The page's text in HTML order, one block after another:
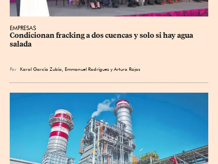
EMPRESAS
Condicionan fracking a dos cuencas y solo si hay agua
salada
Por Karol García Zubía Emmanuel Rodríguez yArturo Rojas